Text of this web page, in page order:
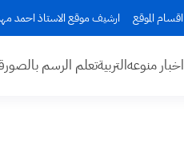
اقسام الموقع ارشيف موقع الاستاذ احمد
اخبار منوعهالتربيةتعلم الرسم بالصور